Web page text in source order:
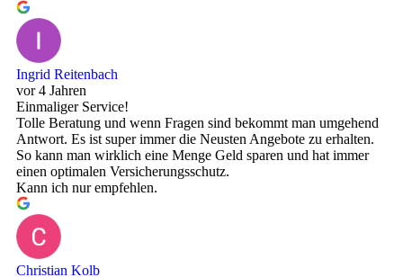
Ingrid Reitenbach
vor 4 Jahren
Einmaliger Service!
Tolle Beratung und wenn Fragen sind bekommt man umgehend
Antwort. Es ist super immer die Neusten Angebote zu erhalten.
So kann man wirklich eine Menge Geld sparen und hat immer
einen optimalen Versicherungsschutz.
Kann ich nur empfehlen.
Christian Kolb